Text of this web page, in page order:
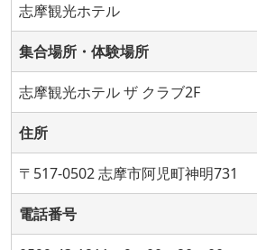
志摩観光ホテル
集合場所・体験場所
志摩観光ホテル ザ クラブ2F
住所
〒517-0502 志摩市阿児町神明731
電話番号